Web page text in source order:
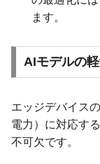
ます。
AIモデルの
エッジデバイス
電力）に対応す
不可欠です。